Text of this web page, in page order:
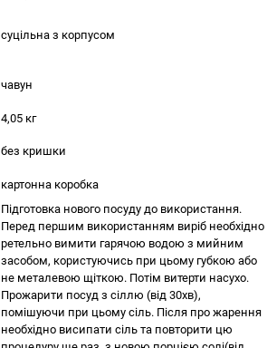
суцільна з корпусом
чавун
4,05 кг
без кришки
картонна коробка
Підготовка нового посуду до використання.
Перед першим використанням виріб необхідно
ретельно вимити гарячою водою з мийним
засобом, користуючись при цьому губкою або
не металевою щіткою. Потім витерти насухо.
Прожарити посуд з сіллю (від 30хв),
помішуючи при цьому сіль. Після про жарення
необхідно висипати сіль та повторити цю